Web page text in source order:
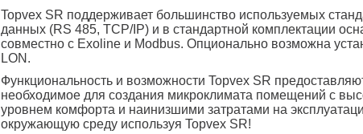
Topvex SR поддерживает большинство используемых
данных (RS 485, TCP/IP) и в стандартной комплектации
совместно с Exoline и Modbus. Опционально возможна
LON.
Функциональность и возможности Topvex SR
необходимое для создания микроклимата помещений с
уровнем комфорта и наинизшими затратами на
окружающую среду используя Topvex SR!